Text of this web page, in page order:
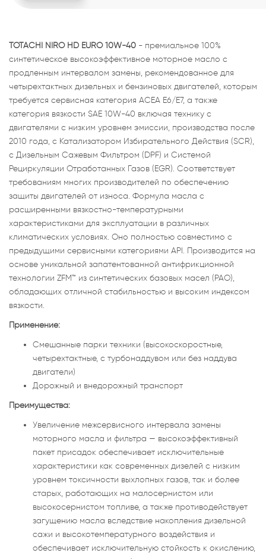
TOTACHI NIRO HD EURO 10W-40 - премиальное 100%
синтетическое высокоэффективное моторное масло с
продленным интервалом замены, рекомендованное для
четырехтактных дизельных и бензиновых двигателей, которым
требуется сервисная категория ACEA E6/E7, а также
категория вязкости SAE 10W-40 включая технику с
двигателями с низким уровнем эмиссии, производства после
2010 года, с Катализатором Избирательного Действия (SCR),
с Дизельным Сажевым Фильтром (DPF) и Системой
Рециркуляции Отработанных Газов (EGR). Соответствует
требованиям многих производителей по обеспечению
защиты двигателей от износа. Формула масла с
расширенными вязкостно-температурными
характеристиками для эксплуатации в различных
климатических условиях. Оно полностью совместимо с
предыдущими сервисными категориями API. Производится на
основе уникальной запатентованной антифрикционной
технологии ZFM™ из синтетических базовых масел (PAO),
обладающих отличной стабильностью и высоким индексом
вязкости.
Применение:
Смешанные парки техники (высокоскоростные,
четырехтактные, с турбонаддувом или без наддува
двигатели)
Дорожный и внедорожный транспорт
Преимущества:
Увеличение межсервисного интервала замены
моторного масла и фильтра — высокоэффективный
пакет присадок обеспечивает исключительные
характеристики как современных дизелей с низким
уровнем токсичности выхлопных газов, так и более
старых, работающих на малосернистом или
высокосернистом топливе, а также противодействует
загущению масла вследствие накопления дизельной
сажи и высокотемпературного воздействия и
обеспечивает исключительную стойкость к окислению,